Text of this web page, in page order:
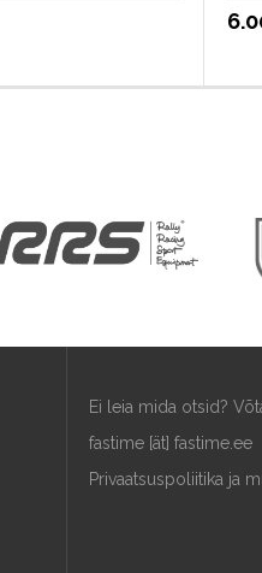
Ei leia mida otsid?
fastime [ät] fastime.ee
Privaatsuspoliitika ja